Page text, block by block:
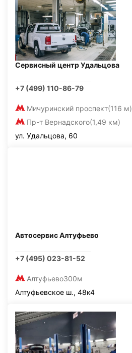
Сервисный центр Удальцова
+7 (499) 110-86-79
Мичуринский проспект(116 м)
Пр-т Вернадского(1,49 км)
ул. Удальцова, 60
Автосервис Алтуфьево
+7 (495) 023-81-52
Алтуфьево300м
Алтуфьевское ш., 48к4